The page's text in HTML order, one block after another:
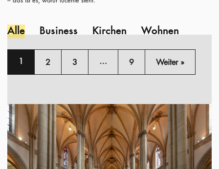
Alle Business Kirchen Wohnen
1 2 3 … 9 Weiter »